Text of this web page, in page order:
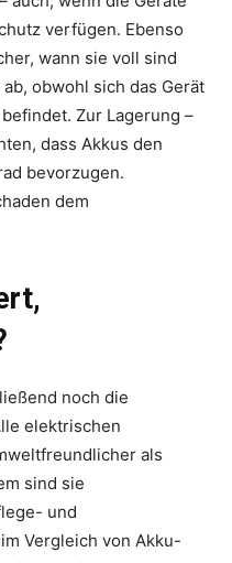
verfügen. Ebenso
wann sie voll sind
obwohl sich das Gerät
Zur Lagerung –
dass Akkus den
bevorzugen.
dem
noch die
elektrischen
als
sind sie
und
Vergleich von Akku-